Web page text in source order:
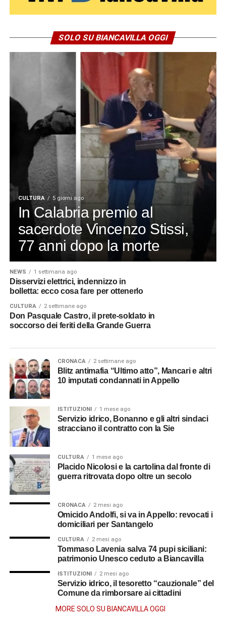
SOLO SU BIANCAVILLA OGGI
CULTURA 5 giorni ago
In Calabria premio al
sacerdote Vincenzo Stissi,
77 anni dopo la morte
NEWS 1 settimana ago
Disservizi elettrici, indennizzo in
bolletta: ecco cosa fare per ottenerlo
CULTURA 2 settimane ago
Don Pasquale Castro, il prete-soldato in
soccorso dei feriti della Grande Guerra
CRONACA 2 settimane ago
Blitz antimafia “Ultimo atto”, Mancari e altri
10 imputati condannati in Appello
ISTITUZIONI 1 mese ago
Servizio idrico, Bonanno e gli altri sindaci
stracciano il contratto con la Sie
CULTURA 1 mese ago
Placido Nicolosi e la cartolina dal fronte di
guerra ritrovata dopo oltre un secolo
CRONACA 2 mesi ago
Omicido Andolfi, si va in Appello: revocati i
domiciliari per Santangelo
CULTURA 2 mesi ago
Tommaso Lavenia salva 74 pupi siciliani:
patrimonio Unesco ceduto a Biancavilla
ISTITUZIONI 2 mesi ago
Servizio idrico, il tesoretto “cauzionale” del
Comune da rimborsare ai cittadini
MORE SOLO SU BIANCAVILLA OGGI